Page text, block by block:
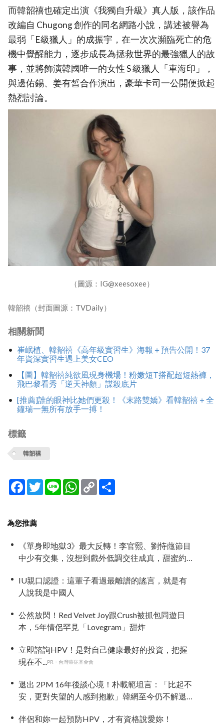
而韓韶禧也確定出演《我獨自升級》真人版，該作品
改編自 Chugong 創作的同名網路小說，講述被譽為
最弱「E級獵人」的成振宇，在一次次瀕臨死亡的危
機中覺醒能力，逐步成長為拯救世界的最強獵人的故
事，並將飾演韓國唯一的女性 S 級獵人「車海印」，
與邊佑錫、姜有皙合作演出，豪華卡司一公開便掀起
熱烈討論。
（圖源：IG@xeesoxee）
韓韶禧（封面圖源：TVDaily）
相關新聞
崔岷植、韓韶禧《高年級實習生》海報＋預告公開！37
年資深實習生遇上美女CEO
【圖】韓韶禧純欲風現身機場！粉嫩短T搭配超短熱褲，
飛巴黎看秀「逆天神顏」謀殺底片
[推薦]誰的眼神比她們更殺！《末路雙嬌》看韓韶禧＋全
鐘瑞一無所有放手一搏！
標籤
韓韶禧
Facebook
TwitterLine WhatsApp
Copy
Link
為您推薦
《單身即地獄3》最大反轉！李官熙、劉恃蘟節目
中少有交集，沒想到戲外低調交往成真，甜蜜約
IU親口認證：這輩子看過最離譜的謠言，就是有
人說我是中國人
公然放閃！Red Velvet Joy跟Crush被抓包同遊日
本，5年情侶罕見「Lovegram」甜炸
立即諮詢HPV！是對自己健康最好的投資，把握
現在不...PR・台灣癌症基金會
退出 2PM 16年後談心境！朴載範坦言：「比起不
安，更對失望的人感到抱歉」韓網至今仍不解退
伴侶和妳一起預防HPV，才有資格說愛妳！